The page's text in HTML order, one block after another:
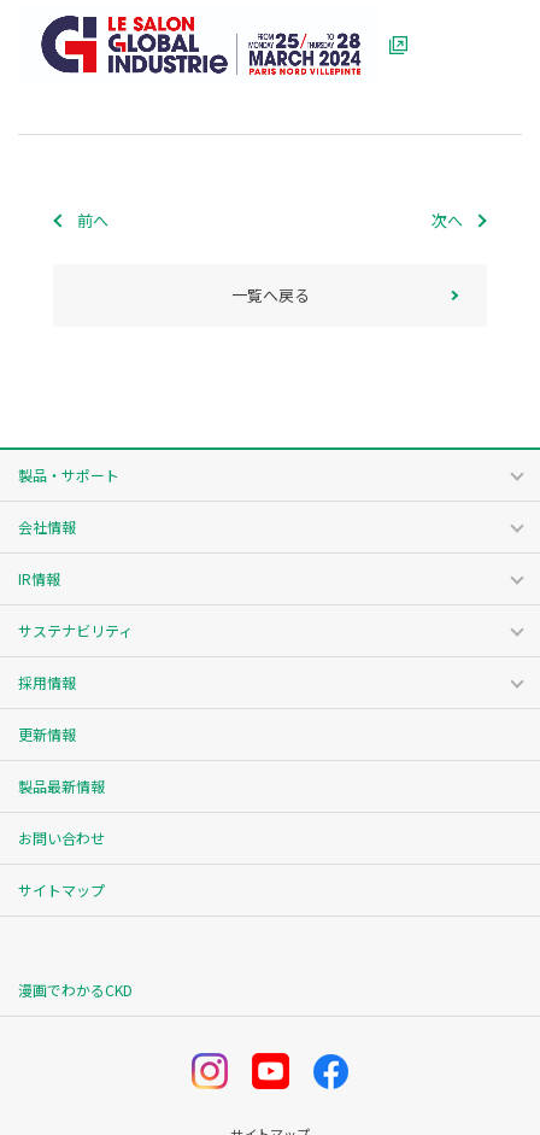
前へ 次へ
一覧へ戻る
製品・サポート
会社情報
IR情報
サステナビリティ
採用情報
更新情報
製品最新情報
お問い合わせ
サイトマップ
漫画でわかるCKD